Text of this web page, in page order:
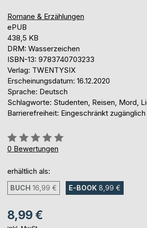
Romane & Erzählungen
ePUB
438,5 KB
DRM: Wasserzeichen
ISBN-13: 9783740703233
Verlag: TWENTYSIX
Erscheinungsdatum: 16.12.2020
Sprache: Deutsch
Schlagworte: Studenten, Reisen, Mord,
Barrierefreiheit: Eingeschränkt zugänglich
Bewertung::
0%
0 Bewertungen
erhältlich als:
BUCH 16,99 € E-BOOK 8,99 €
8,99 €